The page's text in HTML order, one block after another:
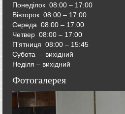
Понеділок 08:00 – 17:00
Вівторок 08:00 – 17:00
Середа 08:00 – 17:00
Четвер 08:00 – 17:00
П’ятниця 08:00 – 15:45
Субота – вихідний
Неділя – вихідний
Фотогалерея